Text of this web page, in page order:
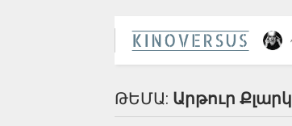
ԹԵՄԱ: Արթուր Քլարկ